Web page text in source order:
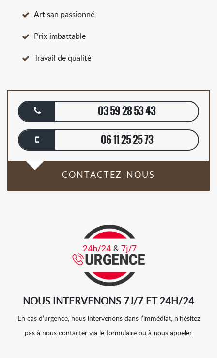
Artisan passionné
Prix imbattable
Travail de qualité
03 59 28 53 43
06 11 25 25 73
CONTACTEZ-NOUS
NOUS INTERVENONS 7J/7 ET 24H/24
En cas d’urgence, nous intervenons dans l’immédiat, n’hésitez
pas à nous contacter via le formulaire ou à nous appeler.